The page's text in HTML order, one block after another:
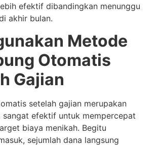
efektif dibandingkan menunggu
akhir bulan.
Metode
Otomatis
Gajian
setelah gajian merupakan
sangat efektif untuk mempercepat
biaya menikah. Begitu
sejumlah dana langsung